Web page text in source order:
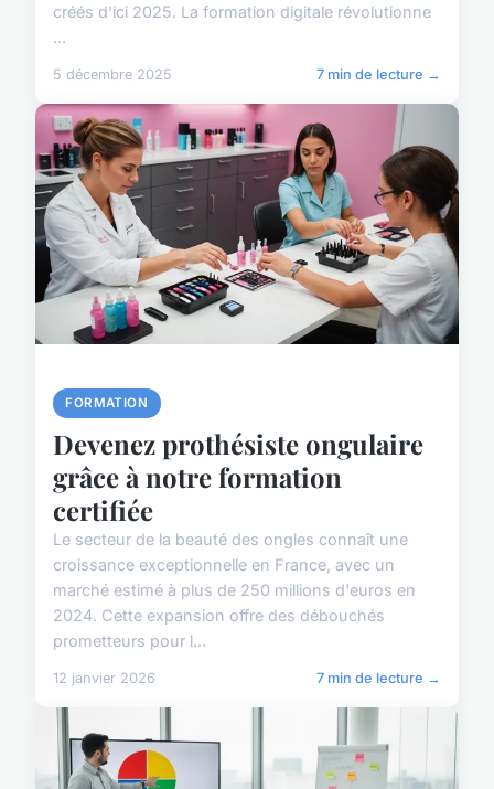
créés d'ici 2025. La formation digitale révolutionne
...
5 décembre 2025 7 min de lecture →
FORMATION
Devenez prothésiste ongulaire
grâce à notre formation
certifiée
Le secteur de la beauté des ongles connaît une
croissance exceptionnelle en France, avec un
marché estimé à plus de 250 millions d'euros en
2024. Cette expansion offre des débouchés
prometteurs pour l...
12 janvier 2026 7 min de lecture →